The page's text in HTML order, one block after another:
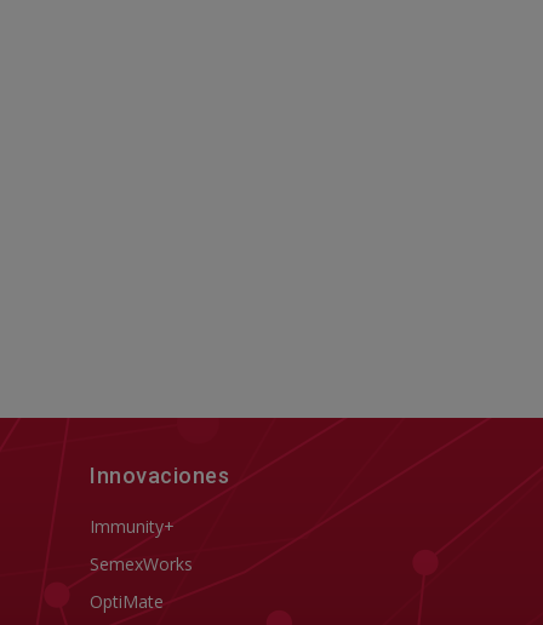
Innovaciones
Immunity+
SemexWorks
OptiMate